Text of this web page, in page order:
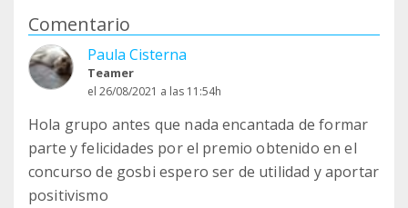
Comentario
Paula Cisterna
Teamer
el 26/08/2021 a las 11:54h
Hola grupo antes que nada encantada de formar
parte y felicidades por el premio obtenido en el
concurso de gosbi espero ser de utilidad y aportar
positivismo